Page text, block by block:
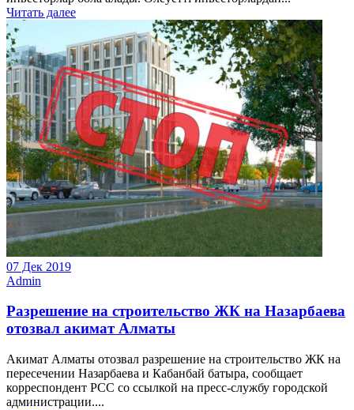
Читать далее
07 Дек 2019
Admin
Разрешение на строительство ЖК на Назарбаева
отозвал акимат Алматы
Акимат Алматы отозвал разрешение на строительство ЖК на
пересечении Назарбаева и Кабанбай батыра, сообщает
корреспондент РСС со ссылкой на пресс-службу городской
администрации....